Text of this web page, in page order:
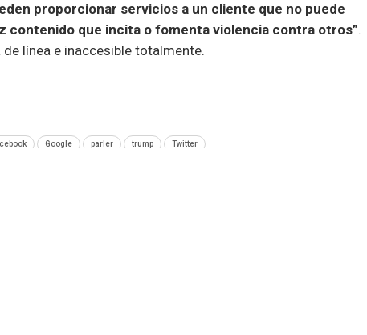
proporcionar servicios a un cliente que no puede
contenido que incita o fomenta violencia contra otros”.
línea e inaccesible totalmente.
Google parler trump Twitter